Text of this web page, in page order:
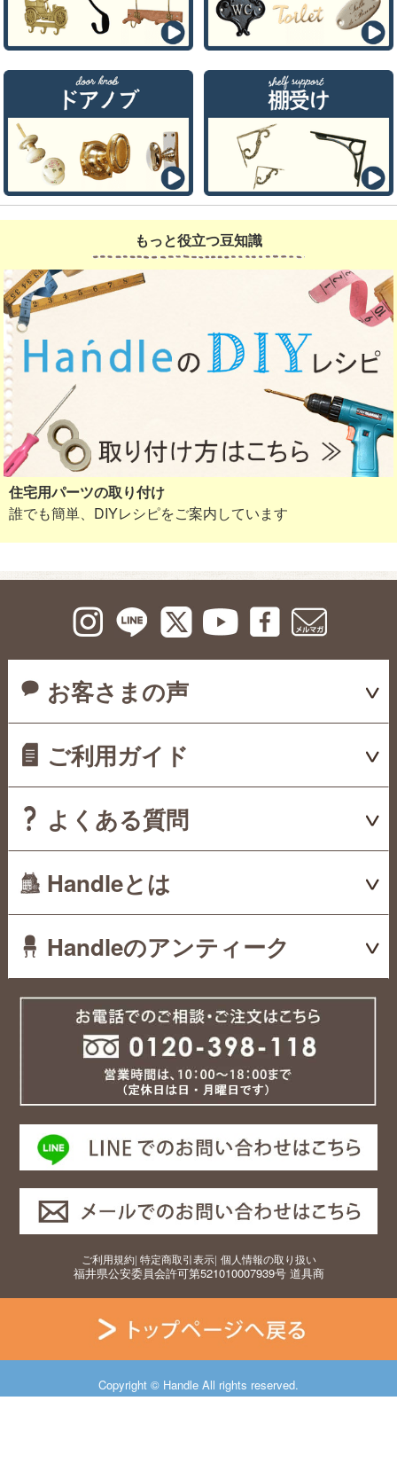
もっと役立つ豆知識
住宅用パーツの取り付け
誰でも簡単、DIYレシピをご案内しています
お客さまの声
ご利用ガイド
よくある質問
Handleとは
Handleのアンティーク
ご利用規約| 特定商取引表示| 個人情報の取り扱い
福井県公安委員会許可第521010007939号 道具商
Copyright © Handle All rights reserved.